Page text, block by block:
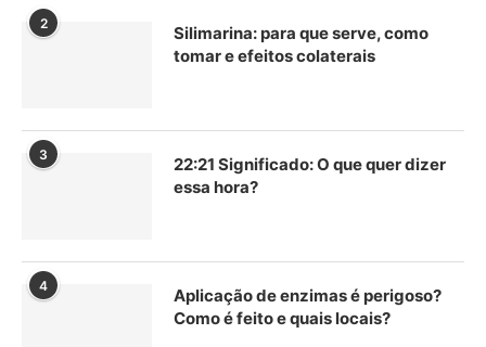
2
Silimarina: para que serve, como
tomar e efeitos colaterais
3
22:21 Significado: O que quer dizer
essa hora?
4
Aplicação de enzimas é perigoso?
Como é feito e quais locais?